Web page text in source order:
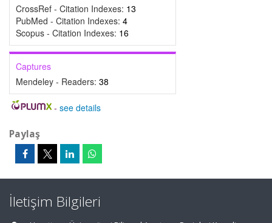
CrossRef - Citation Indexes: 13
PubMed - Citation Indexes: 4
Scopus - Citation Indexes: 16
Captures
Mendeley - Readers: 38
- see details
Paylaş
İletişim Bilgileri